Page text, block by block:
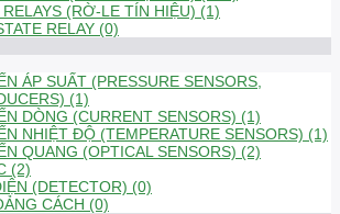
RELAYS (RỜ-LE TÍN HIỆU) (1)
RELAY (0)
ÁP SUẤT (PRESSURE SENSORS,
(1)
DÒNG (CURRENT SENSORS) (1)
NHIỆT ĐỘ (TEMPERATURE SENSORS) (1)
QUANG (OPTICAL SENSORS) (2)
(2)
(DETECTOR) (0)
CÁCH (0)